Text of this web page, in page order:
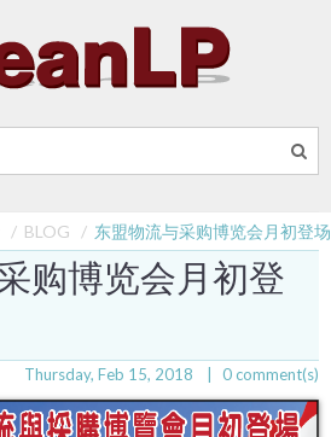
BLOG 东盟物流与采购博览会月初登场
购博览会月初登
Thursday, Feb 15, 2018 0comment(s)